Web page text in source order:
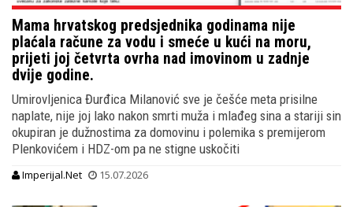
Mama hrvatskog predsjednika godinama nije
plaćala račune za vodu i smeće u kući na moru,
prijeti joj četvrta ovrha nad imovinom u zadnje
dvije godine.
Umirovljenica Đurđica Milanović sve je češće meta prisilne
naplate, nije joj lako nakon smrti muža i mlađeg sina a stariji sin
okupiran je dužnostima za domovinu i polemika s premijerom
Plenkovićem i HDZ-om pa ne stigne uskočiti
Imperijal.Net 15.07.2026